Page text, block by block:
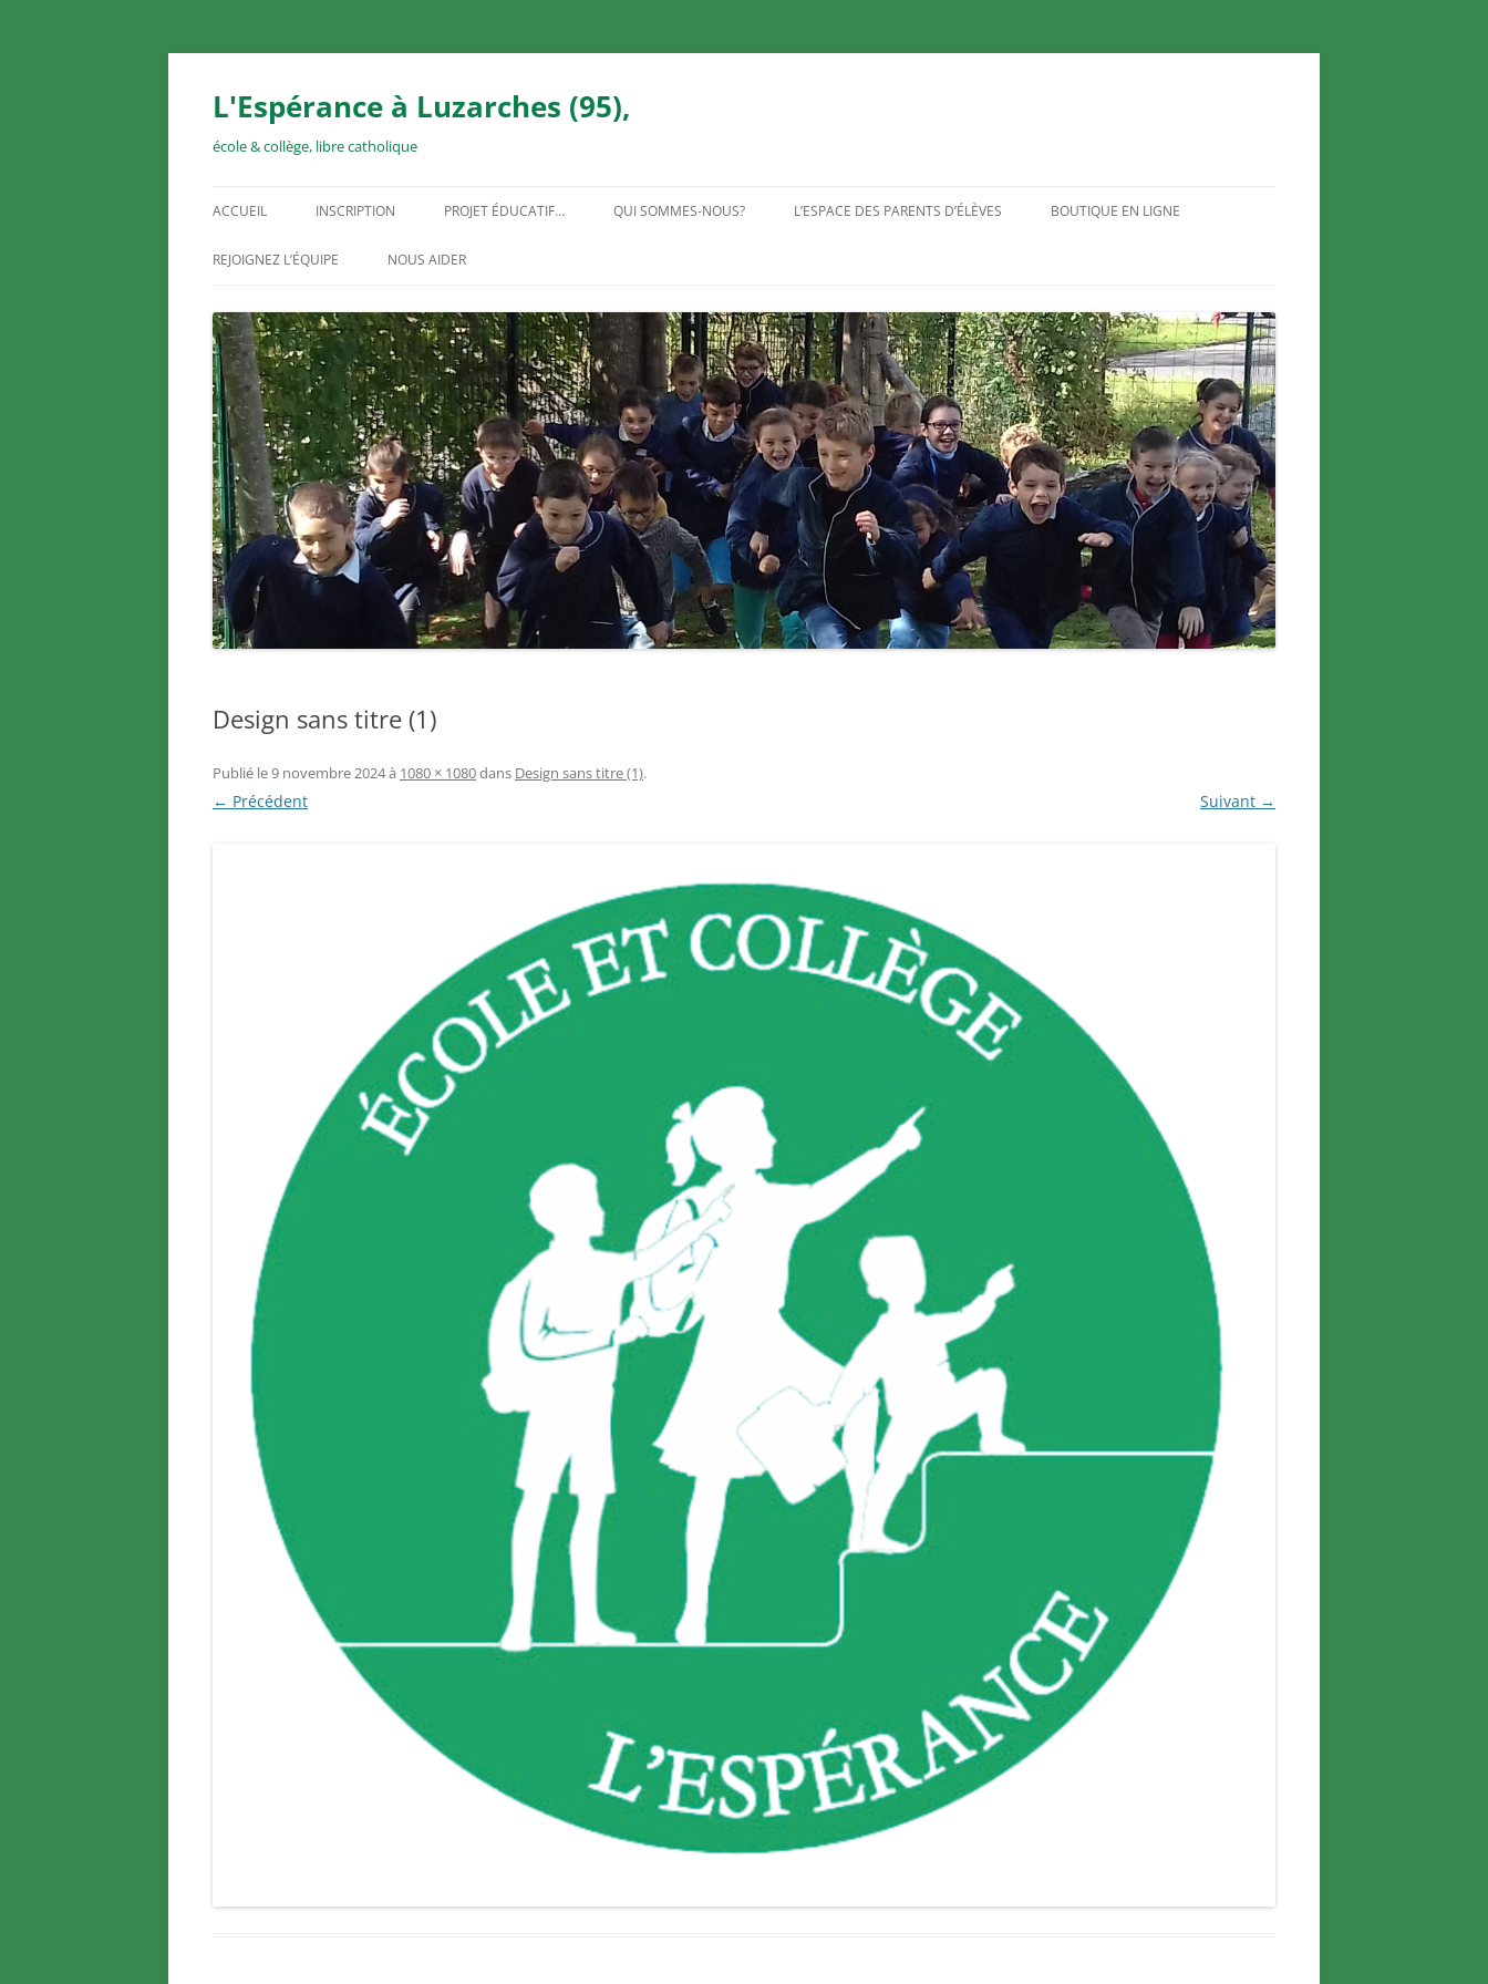
Aller
L'Espérance à Luzarches (95),
école & collège, libre catholique
ACCUEIL INSCRIPTION PROJET ÉDUCATIF… QUI SOMMES-NOUS? L’ESPACE DES PARENTS D’ÉLÈVES BOUTIQUE EN LIGNE
REJOIGNEZ L’ÉQUIPE NOUS AIDER
Design sans titre (1)
Publié le9 novembre 2024à 1080 × 1080dans Design sans titre (1).
← Précédent Suivant →